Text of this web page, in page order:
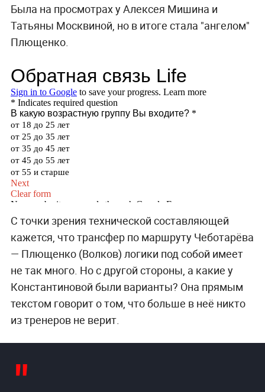
Была на просмотрах у Алексея Мишина и
Татьяны Москвиной, но в итоге стала "ангелом"
Плющенко.
С точки зрения технической составляющей
кажется, что трансфер по маршруту Чеботарёва
— Плющенко (Волков) логики под собой имеет
не так много. Но с другой стороны, а какие у
Константиновой были варианты? Она прямым
текстом говорит о том, что больше в неё никто
из тренеров не верит.